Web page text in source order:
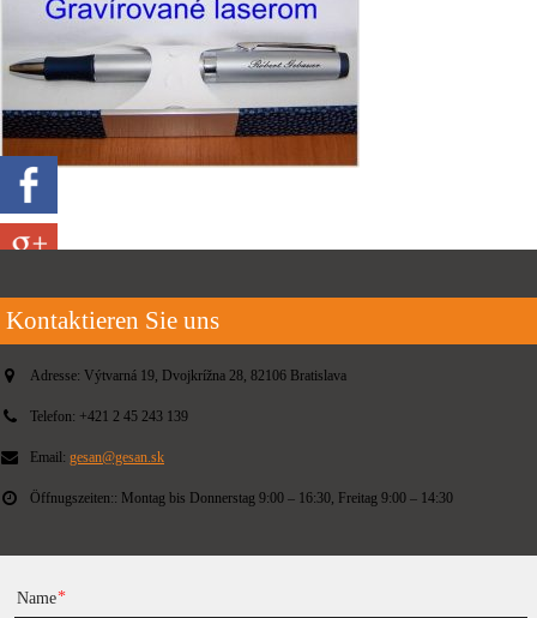
Kontaktieren Sie uns
Adresse: Výtvarná 19, Dvojkrížna 28, 82106 Bratislava
Telefon: +421 2 45 243 139
Email: gesan@gesan.sk
Öffnugszeiten:: Montag bis Donnerstag 9:00 – 16:30, Freitag 9:00 – 14:30
Name